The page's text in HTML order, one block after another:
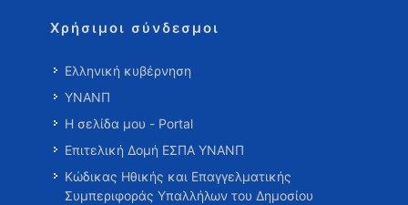
Χρήσιμοι σύνδεσμοι
Ελληνική κυβέρνηση
ΥΝΑΝΠ
Η σελίδα μου - Portal
Επιτελική Δομή ΕΣΠΑ ΥΝΑΝΠ
Κώδικας Ηθικής και Επαγγελματικής
Συμπεριφοράς Υπαλλήλων του Δημοσίου